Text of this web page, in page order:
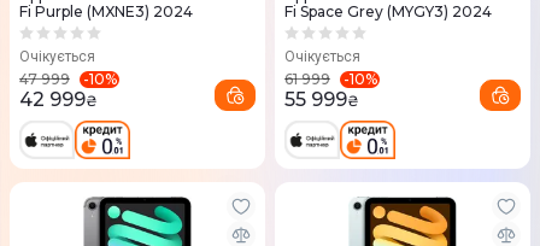
Fi Purple (MXNE3) 2024
Очікується
47 999 -10%
42 999₴
Fi Space Grey (MYGY3) 2024
Очікується
61 999 -10%
55 999₴